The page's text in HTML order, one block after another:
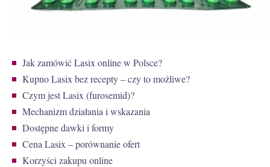
Jak zamówić Lasix online w Polsce?
Kupno Lasix bez recepty – czy to możliwe?
Czym jest Lasix (furosemid)?
Mechanizm działania i wskazania
Dostępne dawki i formy
Cena Lasix – porównanie ofert
Korzyści zakupu online